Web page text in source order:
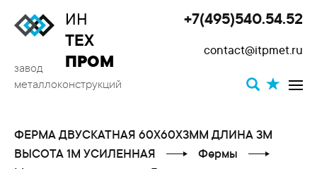
ИН
ТЕХ
ПРОМ
завод
металлоконструкций
+7(495)540.54.52
contact@itpmet.ru
ФЕРМА ДВУСКАТНАЯ 60X60X3ММ ДЛИНА 3М
ВЫСОТА 1М УСИЛЕННАЯ
Фермы